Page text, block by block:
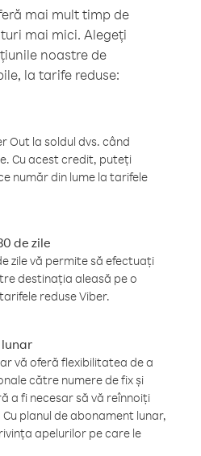
mai mult timp de
mai mici. Alegeți
noastre de
la tarife reduse:
Out la soldul dvs. când
Cu acest credit, puteți
număr din lume la tarifele
de zile
zile vă permite să efectuați
destinația aleasă pe o
reduse Viber.
vă oferă flexibilitatea de a
către numere de fix și
a fi necesar să vă reînnoiți
planul de abonament lunar,
apelurilor pe care le